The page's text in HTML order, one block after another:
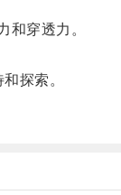
穿透力。
探索。